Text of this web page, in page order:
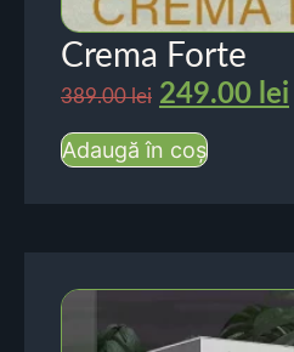
Crema Forte
389.00lei 249.00 lei
Adaugă în coș